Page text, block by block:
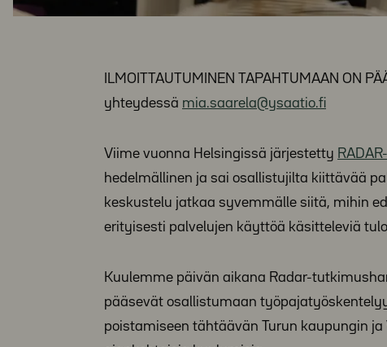
ILMOITTAUTUMINEN TAPAHTUMAAN ON
yhteydessä mia.saarela@ysaatio.fi
Viime vuonna Helsingissä järjestetty
hedelmällinen ja sai osallistujilta kiittävää
keskustelu jatkaa syvemmälle siitä, mihin
erityisesti palvelujen käyttöä käsitteleviä
Kuulemme päivän aikana Radar-
pääsevät osallistumaan
poistamiseen tähtäävän Turun kaupungin